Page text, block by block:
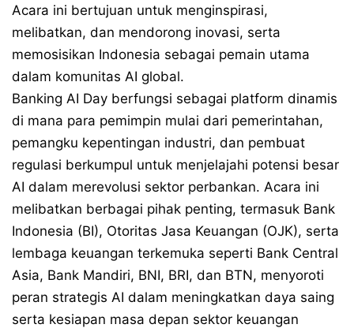
Acara ini bertujuan untuk menginspirasi,
melibatkan, dan mendorong inovasi, serta
memosisikan Indonesia sebagai pemain utama
dalam komunitas AI global.
Banking AI Day berfungsi sebagai platform dinamis
di mana para pemimpin mulai dari pemerintahan,
pemangku kepentingan industri, dan pembuat
regulasi berkumpul untuk menjelajahi potensi besar
AI dalam merevolusi sektor perbankan. Acara ini
melibatkan berbagai pihak penting, termasuk Bank
Indonesia (BI), Otoritas Jasa Keuangan (OJK), serta
lembaga keuangan terkemuka seperti Bank Central
Asia, Bank Mandiri, BNI, BRI, dan BTN, menyoroti
peran strategis AI dalam meningkatkan daya saing
serta kesiapan masa depan sektor keuangan